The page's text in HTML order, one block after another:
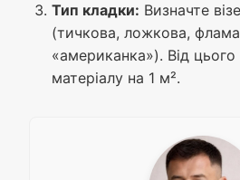
Тип кладки: Визначте
(тичкова, ложкова,
«американка»). Від
матеріалу на 1 м².